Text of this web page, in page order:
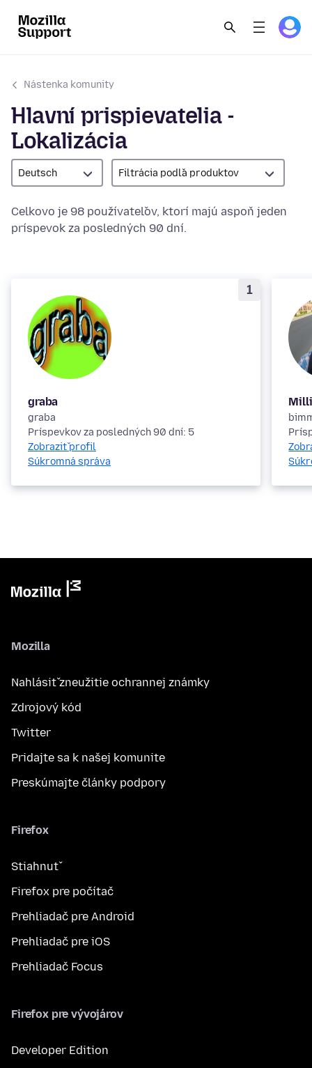
Nástenka komunity
Hlavní prispievatelia -
Lokalizácia
Deutsch Filtrácia podľa produktov
Celkovo je 98 používateľov, ktorí majú aspoň jeden
príspevok za posledných 90 dní.
1
graba
graba
Príspevkov za posledných 90 dní: 5
Zobraziť profil
Súkromná správa
Milli
Mozilla
Nahlásiť zneužitie ochrannej známky
Zdrojový kód
Twitter
Pridajte sa k našej komunite
Preskúmajte články podpory
Firefox
Stiahnuť
Firefox pre počítač
Prehliadač pre Android
Prehliadač pre iOS
Prehliadač Focus
Firefox pre vývojárov
Developer Edition